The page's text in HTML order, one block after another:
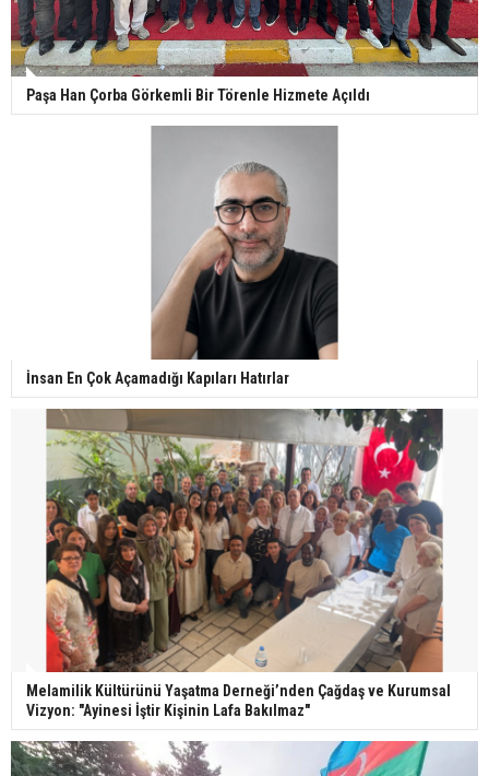
Paşa Han Çorba Görkemli Bir Törenle Hizmete Açıldı
İnsan En Çok Açamadığı Kapıları Hatırlar
Melamilik Kültürünü Yaşatma Derneği’nden Çağdaş ve Kurumsal
Vizyon: "Ayinesi İştir Kişinin Lafa Bakılmaz"